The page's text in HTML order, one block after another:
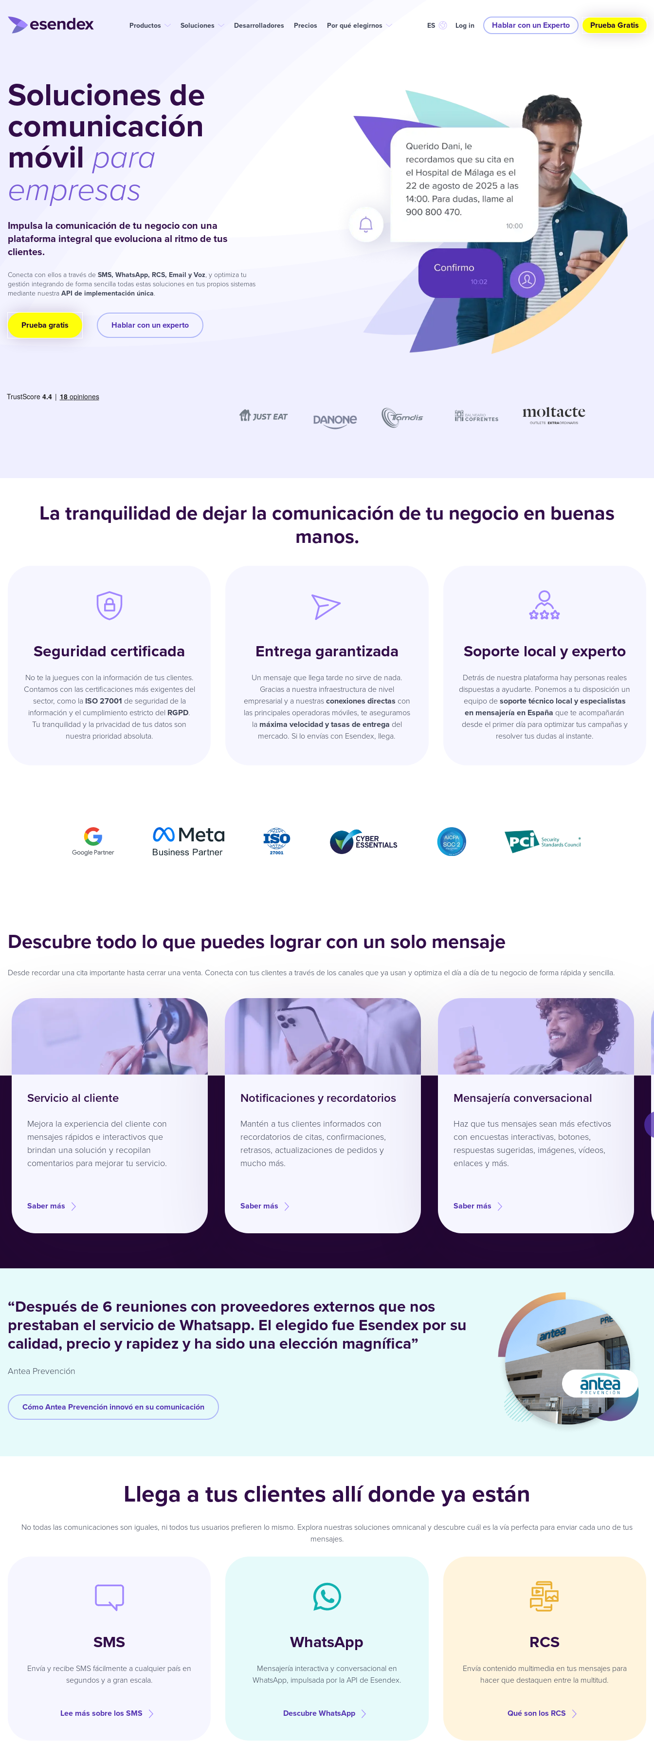
Productos Soluciones Desarrolladores Precios Por qué elegirnos ES Log in Hablar con un Experto Prueba Gratis
Soluciones de
comunicación
móvil para
empresas
Impulsa la comunicación de tu negocio con una
plataforma integral que evoluciona al ritmo de tus
clientes.
Conecta con ellos a través de SMS, WhatsApp, RCS, Email y Voz, y optimiza tu
gestión integrando de forma sencilla todas estas soluciones en tus propios sistemas
mediante nuestraAPI de implementación única.
Prueba gratis Hablar con un experto
La tranquilidad de dejar la comunicación de tu negocio en buenas
manos.
Seguridad certificada
No te la juegues con la información de tus clientes.
Contamos con las certificaciones más exigentes del
sector, como la ISO 27001 de seguridad de la
información y el cumplimiento estricto del RGPD.
Tu tranquilidad y la privacidad de tus datos son
nuestra prioridad absoluta.
Entrega garantizada
Un mensaje que llega tarde no sirve de nada.
Gracias a nuestra infraestructura de nivel
empresarial y a nuestrasconexiones directas con
las principales operadoras móviles, te aseguramos
la máxima velocidad y tasas de entrega del
mercado. Si lo envías con Esendex, llega.
Soporte local y experto
Detrás de nuestra plataforma hay personas reales
dispuestas a ayudarte. Ponemos a tu disposición un
equipo desoporte técnico local y especialistas
en mensajería en España que te acompañarán
desde el primer día para optimizar tus campañas y
resolver tus dudas al instante.
Descubre todo lo que puedes lograr con un solo mensaje
Desde recordar una cita importante hasta cerrar una venta. Conecta con tus clientes a través de los canales que ya usan y optimiza el día a día de tu negocio de forma rápida y sencilla.
Servicio al cliente
Mejora la experiencia del cliente con
mensajes rápidos e interactivos que
brindan una solución y recopilan
comentarios para mejorar tu servicio.
Saber más
Notificaciones y recordatorios
Mantén a tus clientes informados con
recordatorios de citas, confirmaciones,
retrasos, actualizaciones de pedidos y
mucho más.
Saber más
Mensajería conversacional
Haz que tus mensajes sean más efectivos
con encuestas interactivas, botones,
respuestas sugeridas, imágenes, vídeos,
enlaces y más.
Saber más
“Después de 6 reuniones con proveedores externos que nos
prestaban el servicio de Whatsapp. El elegido fue Esendex por su
calidad, precio y rapidez y ha sido una elección magnífica”
Antea Prevención
Cómo Antea Prevención innovó en su comunicación
Llega a tus clientes allí donde ya están
No todas las comunicaciones son iguales, ni todos tus usuarios prefieren lo mismo. Explora nuestras soluciones omnicanal y descubre cuál es la vía perfecta para enviar cada uno de tus
mensajes.
SMS
Envía y recibe SMS fácilmente a cualquier país en
segundos y a gran escala.
Lee más sobre los SMS
WhatsApp
Mensajería interactiva y conversacional en
WhatsApp, impulsada por la API de Esendex.
Descubre WhatsApp
RCS
Envía contenido multimedia en tus mensajes para
hacer que destaquen entre la multitud.
Qué son los RCS